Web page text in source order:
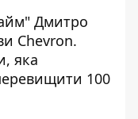
Дмитро
Chevron.
яка
100